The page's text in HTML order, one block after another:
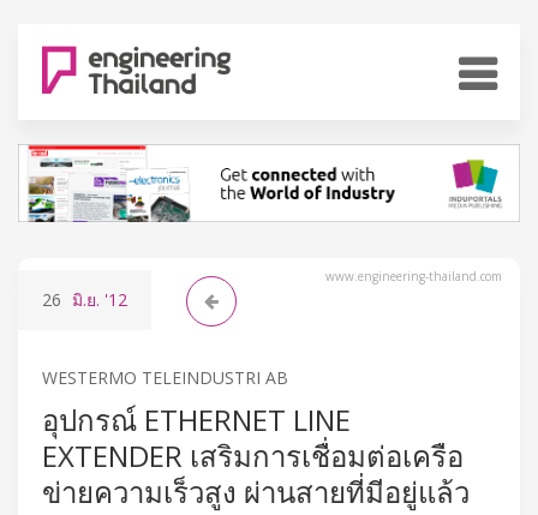
www.engineering-thailand.com
26 มิ.ย. '12
WESTERMO TELEINDUSTRI AB
อุปกรณ์ ETHERNET LINE
EXTENDER เสริมการเชื่อมต่อเครือ
ข่ายความเร็วสูง ผ่านสายที่มีอยู่แล้ว